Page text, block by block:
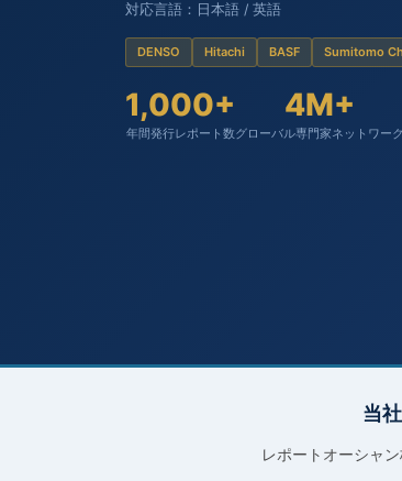
対応言語：日本語 / 英語
DENSO Hitachi BASF Sumitomo
1,000+
年間発行レポート数
4M+
グローバル専門家ネットワーク
当
レポートオーシャ